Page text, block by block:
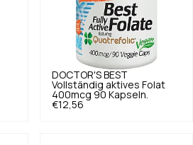
DOCTOR'S BEST
Vollständig aktives Folat
400mcg 90 Kapseln.
€12,56